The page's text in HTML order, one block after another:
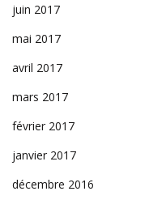
juin 2017
mai 2017
avril 2017
mars 2017
février 2017
janvier 2017
décembre 2016